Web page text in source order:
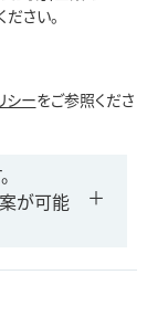
さい。
シーをご参照くださ
が可能